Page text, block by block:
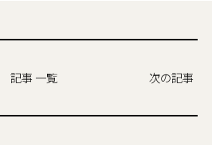
記事 一覧 次の記事